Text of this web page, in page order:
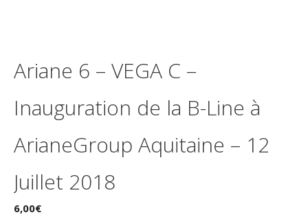
Ariane 6 – VEGA C –
Inauguration de la B-Line à
ArianeGroup Aquitaine – 12
Juillet 2018
6,00€